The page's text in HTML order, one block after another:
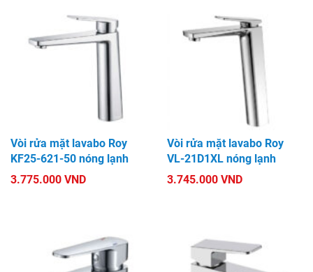
Vòi rửa mặt lavabo Roy
KF25-621-50 nóng lạnh
3.775.000 VND
Vòi rửa mặt lavabo Roy
VL-21D1XL nóng lạnh
3.745.000 VND